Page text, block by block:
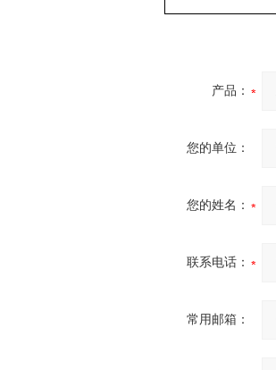
产品：
您的单位：
您的姓名：
联系电话：
常用邮箱：